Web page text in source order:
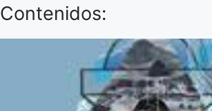
Contenidos: